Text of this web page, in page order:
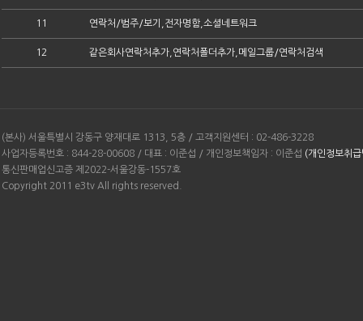
11 연락처/범주/보기,전자명함,소셜네트워크
12 같은회사연락처추가,연락처폴더추가,메일그룹/연락처검색
(본사) 서울특별시 강동구 양재대로 1313, 5층 / 고객지원센터 : 02-486-3228
사업자등록번호 : 844-28-00608 / 대표 : 이준섭 / 개인정보책임자 : 이준섭 (개인정보취
통신판매업신고증 제2022-서울강동-1557호
Copyright 2011 e3tv All rights reserved.